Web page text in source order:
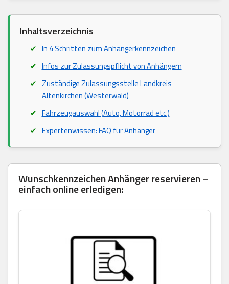
Inhaltsverzeichnis
In 4 Schritten zum Anhängerkennzeichen
Infos zur Zulassungspflicht von Anhängern
Zuständige Zulassungsstelle Landkreis
Altenkirchen (Westerwald)
Fahrzeugauswahl (Auto, Motorrad etc.)
Expertenwissen: FAQ für Anhänger
Wunschkennzeichen Anhänger reservieren –
einfach online erledigen: